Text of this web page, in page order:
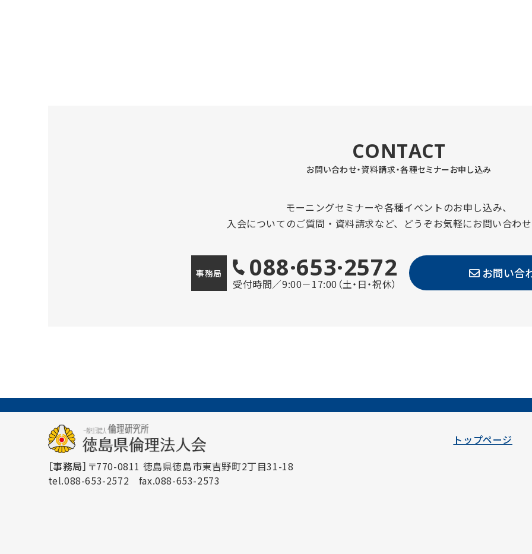
CONTACT
お問い合わせ・資料請求・各種セミナーお申し込み
モーニングセミナーや各種イベントのお申し込み、
入会についてのご質問・資料請求など、どうぞお気軽にお問い合わ
事務局 088·653·2572
受付時間／9:00－17:00（土・日・祝休）
お問い合
［事務局］ 〒770-0811 徳島県徳島市東吉野町2丁目31-18
tel.088-653-2572 fax.088-653-2573
トップページ